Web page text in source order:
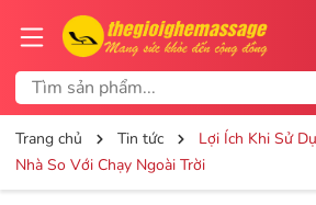
Trang chủ Tin tức
Lợi Ích Khi Sử
Nhà So Với Chạy Ngoài Trời